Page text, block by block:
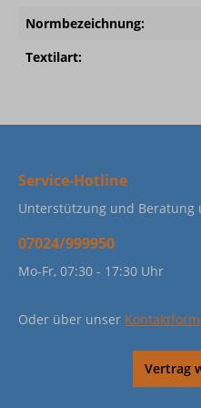
Normbezeichnung:
Textilart:
Service-Hotline
Unterstützung und Beratung
07024/999950
Mo-Fr, 07:30 - 17:30 Uhr
Oder über unser
Vertrag